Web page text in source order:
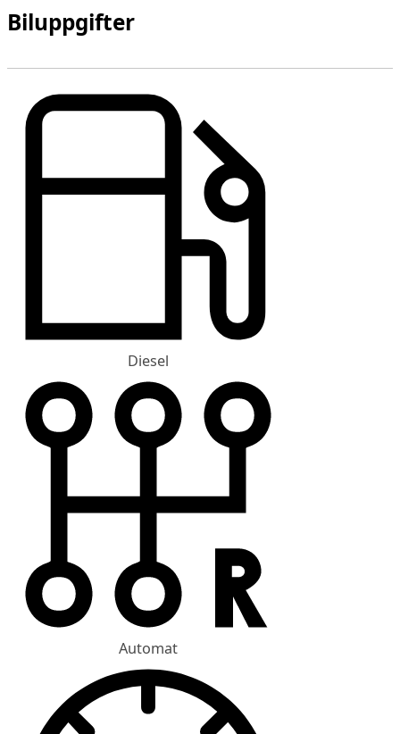
Biluppgifter
Diesel
Automat